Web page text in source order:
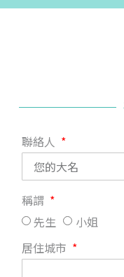
聯絡人
稱謂
先生
小姐
居住城市